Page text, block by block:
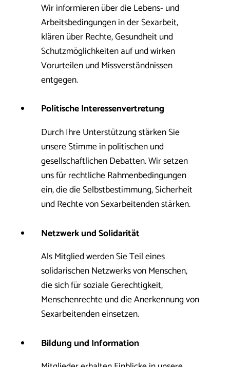
Wir informieren über die Lebens- und
Arbeitsbedingungen in der Sexarbeit,
klären über Rechte, Gesundheit und
Schutzmöglichkeiten auf und wirken
Vorurteilen und Missverständnissen
entgegen.
Politische Interessenvertretung
Durch Ihre Unterstützung stärken Sie
unsere Stimme in politischen und
gesellschaftlichen Debatten. Wir setzen
uns für rechtliche Rahmenbedingungen
ein, die die Selbstbestimmung, Sicherheit
und Rechte von Sexarbeitenden stärken.
Netzwerk und Solidarität
Als Mitglied werden Sie Teil eines
solidarischen Netzwerks von Menschen,
die sich für soziale Gerechtigkeit,
Menschenrechte und die Anerkennung von
Sexarbeitenden einsetzen.
Bildung und Information